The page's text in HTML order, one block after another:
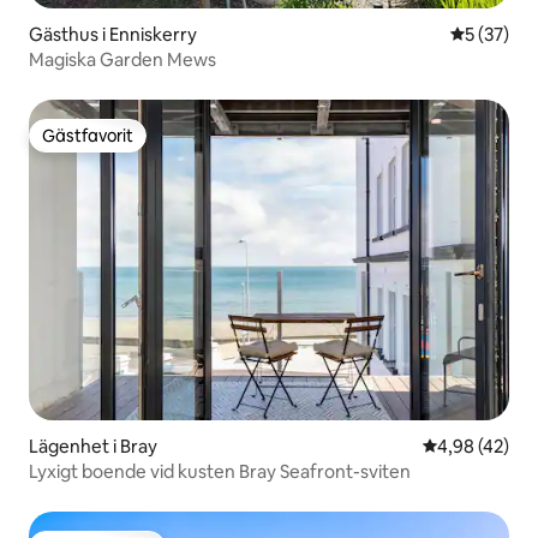
Gästhus i Enniskerry 5 av 5 i
5 (37)
Magiska Garden Mews
Gästfavorit
Gästfavorit
Lägenhet i Bray 4,98 av 5 i
4,98 (42)
Lyxigt boende vid kusten Bray Seafront-sviten